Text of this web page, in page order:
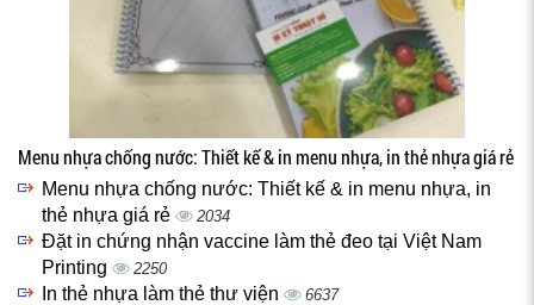
Menu nhựa chống nước: Thiết kế & in menu nhựa, in thẻ nhựa giá rẻ
Menu nhựa chống nước: Thiết kế & in menu nhựa, in
thẻ nhựa giá rẻ
2034
Đặt in chứng nhận vaccine làm thẻ đeo tại Việt Nam
Printing
2250
In thẻ nhựa làm thẻ thư viện 6637